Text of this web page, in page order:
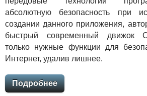
абсолютную безопасность при
создании данного приложения,
быстрый современный движок
только нужные функции для
Интернет, удалив лишнее.
Подробнее